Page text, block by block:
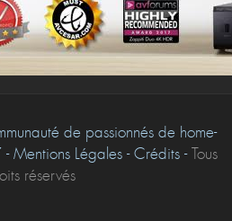
de passionnés de home-
Légales - Crédits -Tous
réservés